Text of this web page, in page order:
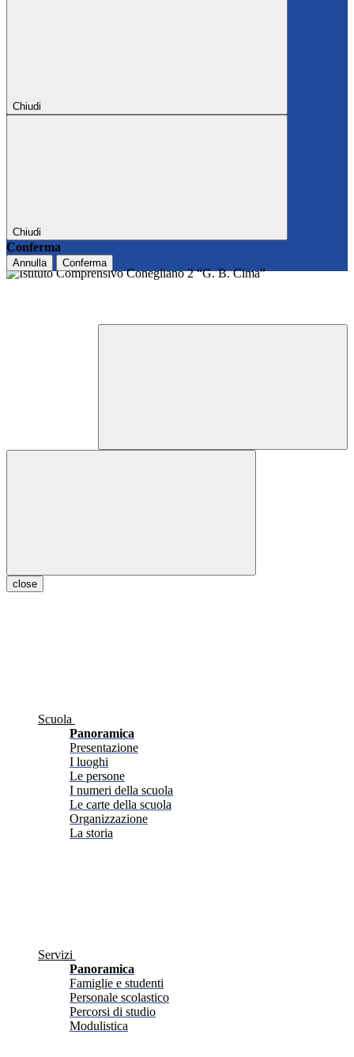
Chiudi
Chiudi
Conferma
Annulla Conferma
close
Scuola
Panoramica
Presentazione
I luoghi
Le persone
I numeri della scuola
Le carte della scuola
Organizzazione
La storia
Servizi
Panoramica
Famiglie e studenti
Personale scolastico
Percorsi di studio
Modulistica